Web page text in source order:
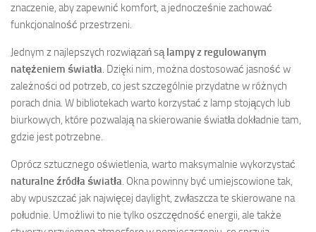
znaczenie, aby zapewnić komfort, a jednocześnie zachować
funkcjonalność przestrzeni.
Jednym z najlepszych rozwiązań sąlampy z regulowanym
natężeniem światła. Dzięki nim, można dostosować jasność w
zależności od potrzeb, co jest szczególnie przydatne w różnych
porach dnia. W bibliotekach warto korzystać z lamp stojących lub
biurkowych, które pozwalają na skierowanie światła dokładnie tam,
gdzie jest potrzebne.
Oprócz sztucznego oświetlenia, warto maksymalnie wykorzystać
naturalne źródła światła. Okna powinny być umiejscowione tak,
aby wpuszczać jak najwięcej daylight, zwłaszcza te skierowane na
południe. Umożliwi to nie tylko oszczędność energii, ale także